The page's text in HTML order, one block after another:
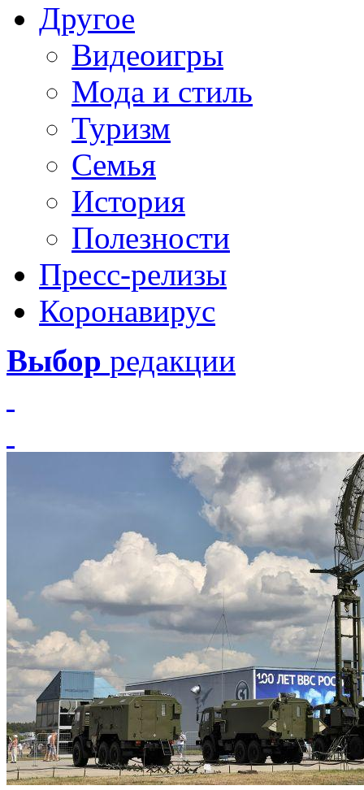
Другое
Видеоигры
Мода и стиль
Туризм
Семья
История
Полезности
Пресс-релизы
Коронавирус
Выбор редакции